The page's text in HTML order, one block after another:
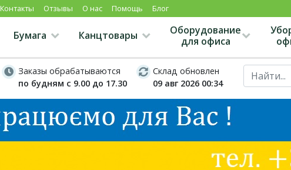
Контакты Отзывы О нас Помощь Блог
Бумага Канцтовары
Оборудование
для офиса
Заказы обрабатываются
по будням с 9.00 до 17.30
Склад обновлен
09 авг 2026 00:34